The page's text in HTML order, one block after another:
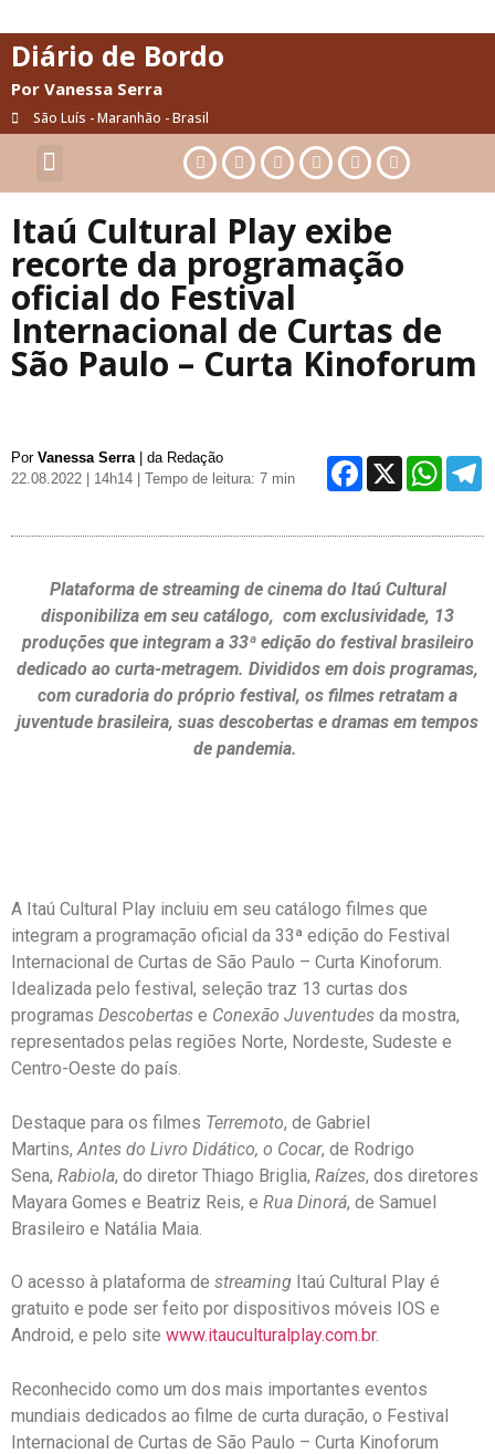
Diário de Bordo
Por Vanessa Serra
São Luís - Maranhão - Brasil
Itaú Cultural Play exibe
recorte da programação
oficial do Festival
Internacional de Curtas de
São Paulo – Curta Kinoforum
Por Vanessa Serra | da Redação
22.08.2022 | 14h14
| Tempo de leitura: 7 min X
Plataforma de streaming de cinema do Itaú Cultural
disponibiliza em seu catálogo, com exclusividade, 13
produções que integram a 33ª edição do festival brasileiro
dedicado ao curta-metragem. Divididos em dois programas,
com curadoria do próprio festival, os filmes retratam a
juventude brasileira, suas descobertas e dramas em tempos
de pandemia.
A Itaú Cultural Play incluiu em seu catálogo filmes que
integram a programação oficial da 33ª edição do Festival
Internacional de Curtas de São Paulo – Curta Kinoforum.
Idealizada pelo festival, seleção traz 13 curtas dos
programas Descobertas e Conexão Juventudes da mostra,
representados pelas regiões Norte, Nordeste, Sudeste e
Centro-Oeste do país.
Destaque para os filmes Terremoto, de Gabriel
Martins,Antes do Livro Didático, o Cocar, de Rodrigo
Sena, Rabiola, do diretor Thiago Briglia, Raízes, dos diretores
Mayara Gomes e Beatriz Reis, e Rua Dinorá, de Samuel
Brasileiro e Natália Maia.
O acesso à plataforma de streaming Itaú Cultural Play é
gratuito e pode ser feito por dispositivos móveis IOS e
Android, e pelo site www.itauculturalplay.com.br.
Reconhecido como um dos mais importantes eventos
mundiais dedicados ao filme de curta duração, o Festival
Internacional de Curtas de São Paulo – Curta Kinoforum